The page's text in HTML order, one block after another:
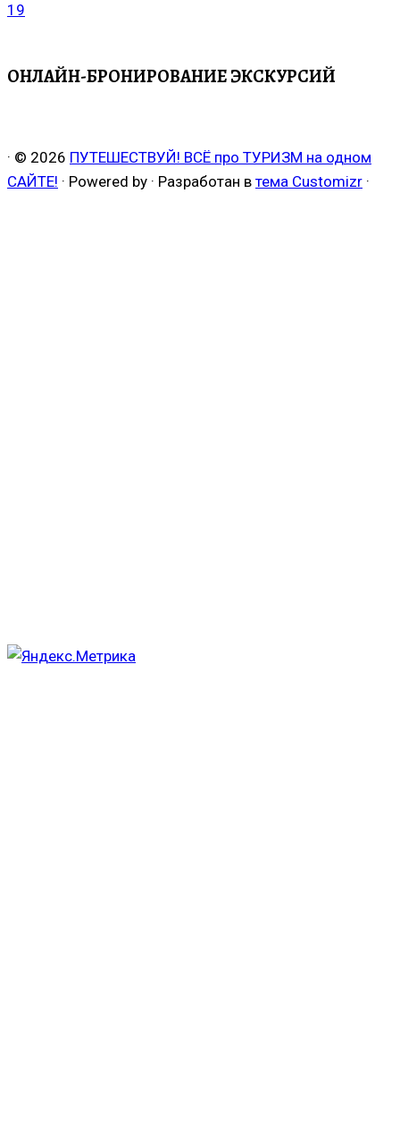
ОНЛАЙН-БРОНИРОВАНИЕ ЭКСКУРСИЙ
· © 2026 ПУТЕШЕСТВУЙ! ВСЁ про ТУРИЗМ на одном
САЙТЕ! · Powered by · Разработан в тема Customizr ·